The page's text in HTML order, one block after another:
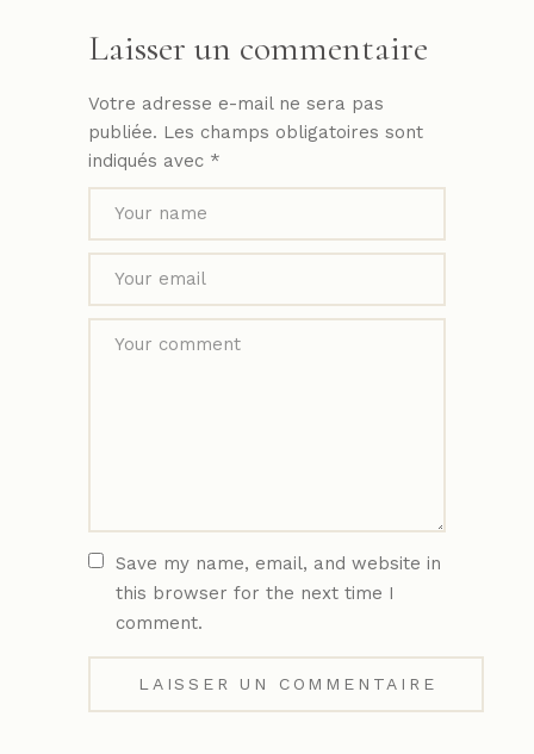
Laisser un commentaire
Votre adresse e-mail ne sera pas
publiée. Les champs obligatoires sont
indiqués avec *
Save my name, email, and website in
this browser for the next time I
comment.